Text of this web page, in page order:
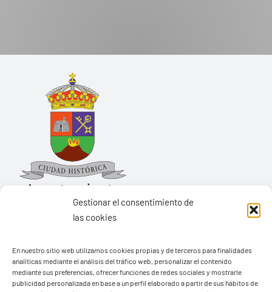
Gestionar el consentimiento de
las cookies
En nuestro sitio web utilizamos cookies propias y de terceros para finalidades
analíticas mediante el análisis del tráfico web, personalizar el contenido
mediante sus preferencias, ofrecer funciones de redes sociales y mostrarle
publicidad personalizada en base a un perfil elaborado a partir de sus hábitos de
Pza. de Los Remedios, 1
35570 – Yaiza
Tel:928 83 62 20